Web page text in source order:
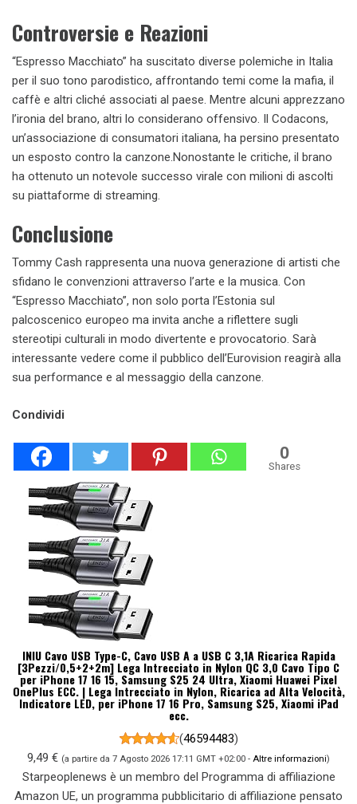
Controversie e Reazioni
“Espresso Macchiato” ha suscitato diverse polemiche in Italia
per il suo tono parodistico, affrontando temi come la mafia, il
caffè e altri cliché associati al paese. Mentre alcuni apprezzano
l’ironia del brano, altri lo considerano offensivo. Il Codacons,
un’associazione di consumatori italiana, ha persino presentato
un esposto contro la canzone.Nonostante le critiche, il brano
ha ottenuto un notevole successo virale con milioni di ascolti
su piattaforme di streaming.
Conclusione
Tommy Cash rappresenta una nuova generazione di artisti che
sfidano le convenzioni attraverso l’arte e la musica. Con
“Espresso Macchiato”, non solo porta l’Estonia sul
palcoscenico europeo ma invita anche a riflettere sugli
stereotipi culturali in modo divertente e provocatorio. Sarà
interessante vedere come il pubblico dell’Eurovision reagirà alla
sua performance e al messaggio della canzone.
Condividi
0
Shares
INIU Cavo USB Type-C, Cavo USB A a USB C 3,1A Ricarica Rapida
[3Pezzi/0,5+2+2m] Lega Intrecciato in Nylon QC 3,0 Cavo Tipo C
per iPhone 17 16 15, Samsung S25 24 Ultra, Xiaomi Huawei Pixel
OnePlus ECC. | Lega Intrecciato in Nylon, Ricarica ad Alta Velocità,
Indicatore LED, per iPhone 17 16 Pro, Samsung S25, Xiaomi iPad
ecc.
(46594483)
9,49 € (a partire da 7 Agosto 2026 17:11 GMT +02:00 - Altre informazioni)
Starpeoplenews è un membro del Programma di affiliazione
Amazon UE, un programma pubblicitario di affiliazione pensato